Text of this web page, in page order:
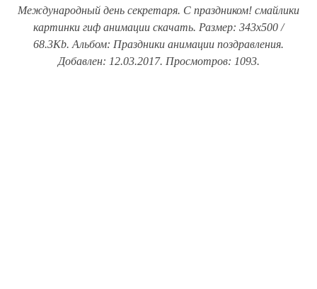
Международный день секретаря. С праздником! смайлики
картинки гиф анимации скачать. Размер: 343x500 /
68.3Kb. Альбом: Праздники анимации поздравления.
Добавлен: 12.03.2017. Просмотров: 1093.